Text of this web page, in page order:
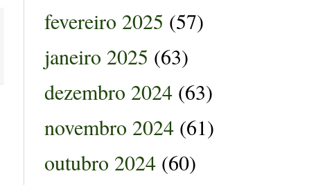
fevereiro 2025 (57)
janeiro 2025 (63)
dezembro 2024 (63)
novembro 2024 (61)
outubro 2024 (60)